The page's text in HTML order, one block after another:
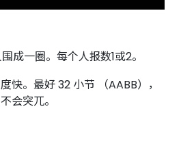
成一圈。每个人报数1或2。
快。最好 32 小节 （AABB），
会突兀。